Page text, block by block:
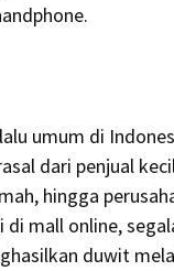
umum di
dari penjual
hingga
di mall online,
duwit